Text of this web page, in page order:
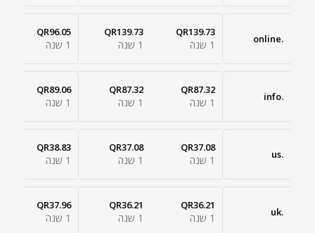
.online
QR139.73
1 שנה
QR139.73
1 שנה
QR96.05
1 שנה
.info
QR87.32
1 שנה
QR87.32
1 שנה
QR89.06
1 שנה
.us
QR37.08
1 שנה
QR37.08
1 שנה
QR38.83
1 שנה
.uk
QR36.21
1 שנה
QR36.21
1 שנה
QR37.96
1 שנה